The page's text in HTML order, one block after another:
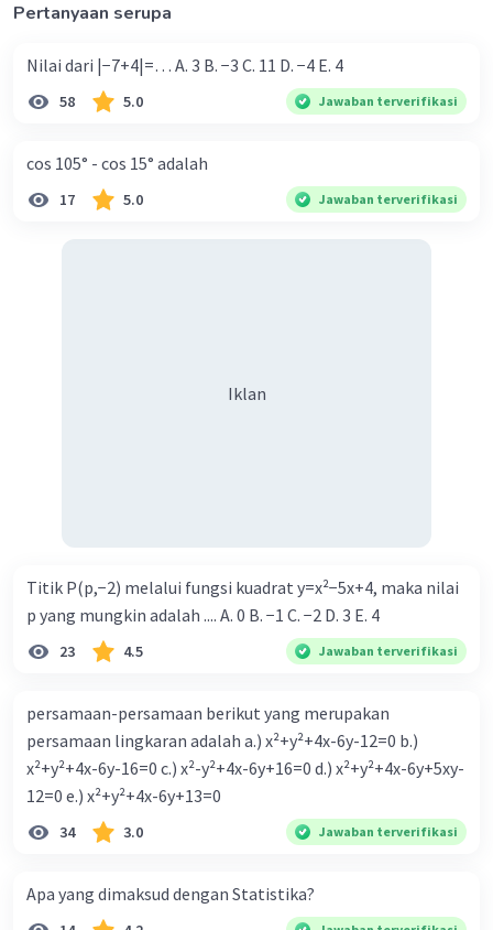
Pertanyaan serupa
Nilai dari |−7+4|=… A. 3 B. −3 C. 11 D. −4 E. 4
58 5.0 Jawaban terverifikasi
cos 105° - cos 15° adalah
17 5.0 Jawaban terverifikasi
Iklan
Titik P(p,−2) melalui fungsi kuadrat y=x²−5x+4, maka nilai
p yang mungkin adalah .... A. 0 B. −1 C. −2 D. 3 E. 4
23 4.5 Jawaban terverifikasi
persamaan-persamaan berikut yang merupakan
persamaan lingkaran adalah a.) x²+y²+4x-6y-12=0 b.)
x²+y²+4x-6y-16=0 c.) x²-y²+4x-6y+16=0 d.) x²+y²+4x-6y+5xy-
12=0 e.) x²+y²+4x-6y+13=0
34 3.0 Jawaban terverifikasi
Apa yang dimaksud dengan Statistika?